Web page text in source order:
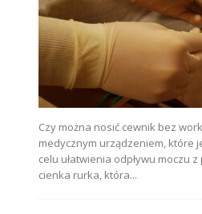
Czy można nosić cewnik bez
medycznym urządzeniem, które
celu ułatwienia odpływu moczu z
cienka rurka, która...